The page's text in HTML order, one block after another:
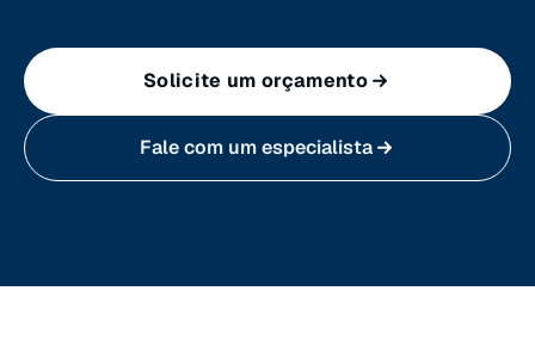
Sergipe (SE)
Tocantins (TO)
Solicite um orçamento
Fale com um especialista